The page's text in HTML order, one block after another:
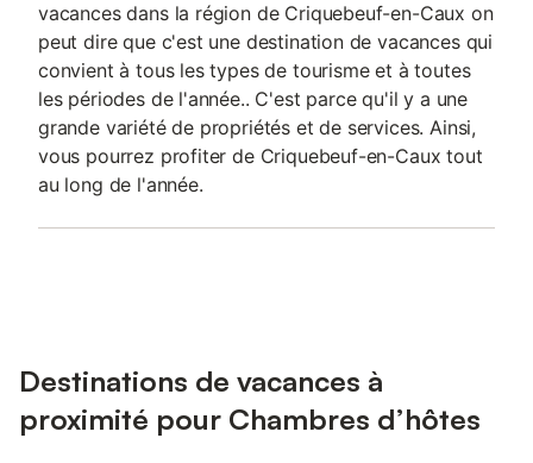
vacances dans la région de Criquebeuf-en-Caux on
peut dire que c'est une destination de vacances qui
convient à tous les types de tourisme et à toutes
les périodes de l'année.. C'est parce qu'il y a une
grande variété de propriétés et de services. Ainsi,
vous pourrez profiter de Criquebeuf-en-Caux tout
au long de l'année.
Destinations de vacances à
proximité pour Chambres d’hôtes